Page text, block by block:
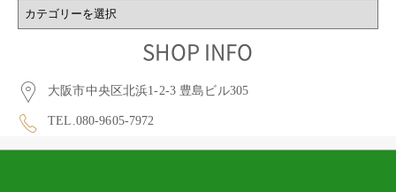
BLOG
CATEGORY
SHOP INFO
大阪市中央区北浜1-2-3 豊島ビル305
TEL.080-9605-7972